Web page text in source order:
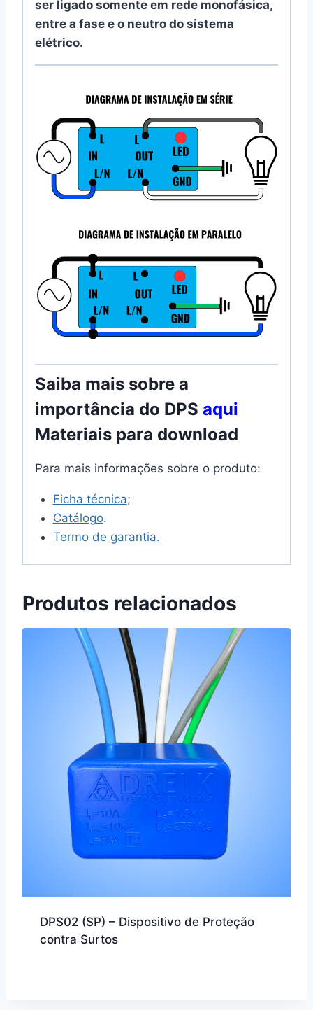
ser ligado somente em rede monofásica,
entre a fase e o neutro do sistema
elétrico.
Saiba mais sobre a
importância do DPS aqui
Materiais para download
Para mais informações sobre o produto:
Ficha técnica;
Catálogo.
Termo de garantia.
Produtos relacionados
DPS02 (SP) – Dispositivo de Proteção
contra Surtos